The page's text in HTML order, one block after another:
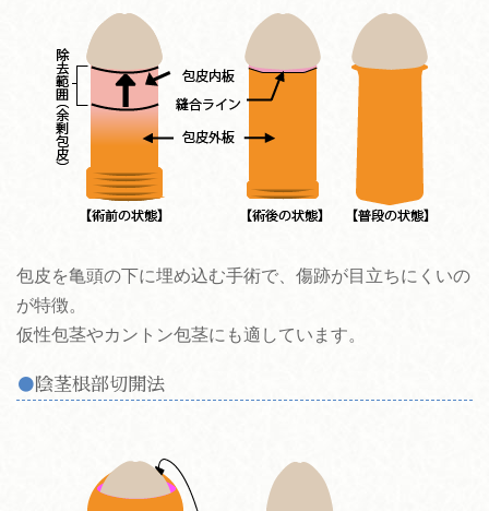
包皮を亀頭の下に埋め込む手術で、傷跡が目立ちにくいの
が特徴。
仮性包茎やカントン包茎にも適しています。
陰茎根部切開法